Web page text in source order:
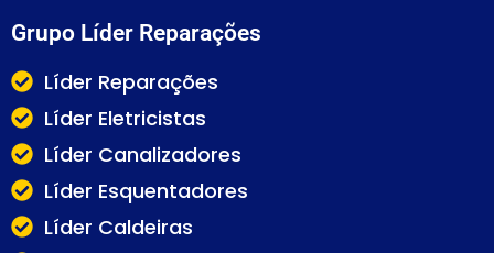
Grupo Líder Reparações
Líder Reparações
Líder Eletricistas
Líder Canalizadores
Líder Esquentadores
Líder Caldeiras